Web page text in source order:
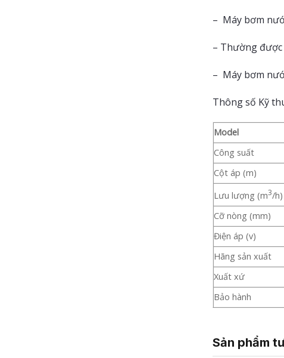
– Máy bơm
– Thường
– Máy bơm
Thông số Kỹ
Model
Công suất
Cột áp (m)
Lưu lượng (m3/h)
Cỡ nòng (mm)
Điện áp (v)
Hãng sản xuất
Xuất xứ
Bảo hành
Sản phẩm